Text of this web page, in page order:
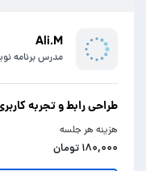
Ali.M
مدرس برنامه
طراحی رابط و تجربه
هزینه هر جلسه
۱۸۰,۰۰۰ تومان